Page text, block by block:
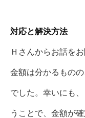
対応と解決方法
Ｈさんからお話を
金額は分かるもの
でした。幸いにも
うことで、金額が